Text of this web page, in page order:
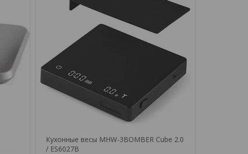
Кухонные весы MHW-3BOMBER Cube 2.0
/ ES6027B